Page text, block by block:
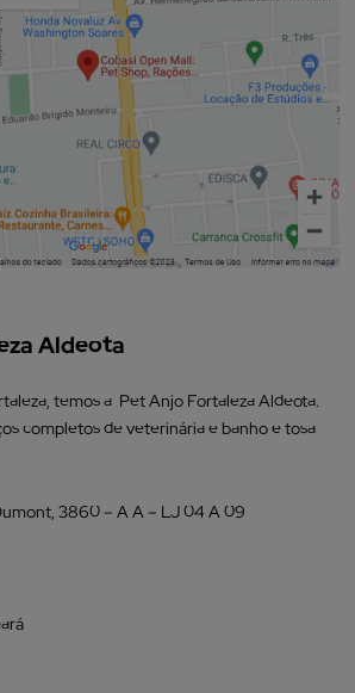
Aldeota
temos a Pet Anjo Fortaleza Aldeota.
completos de veterinária e banho e tosa
3860 – A A – LJ 04 A 09